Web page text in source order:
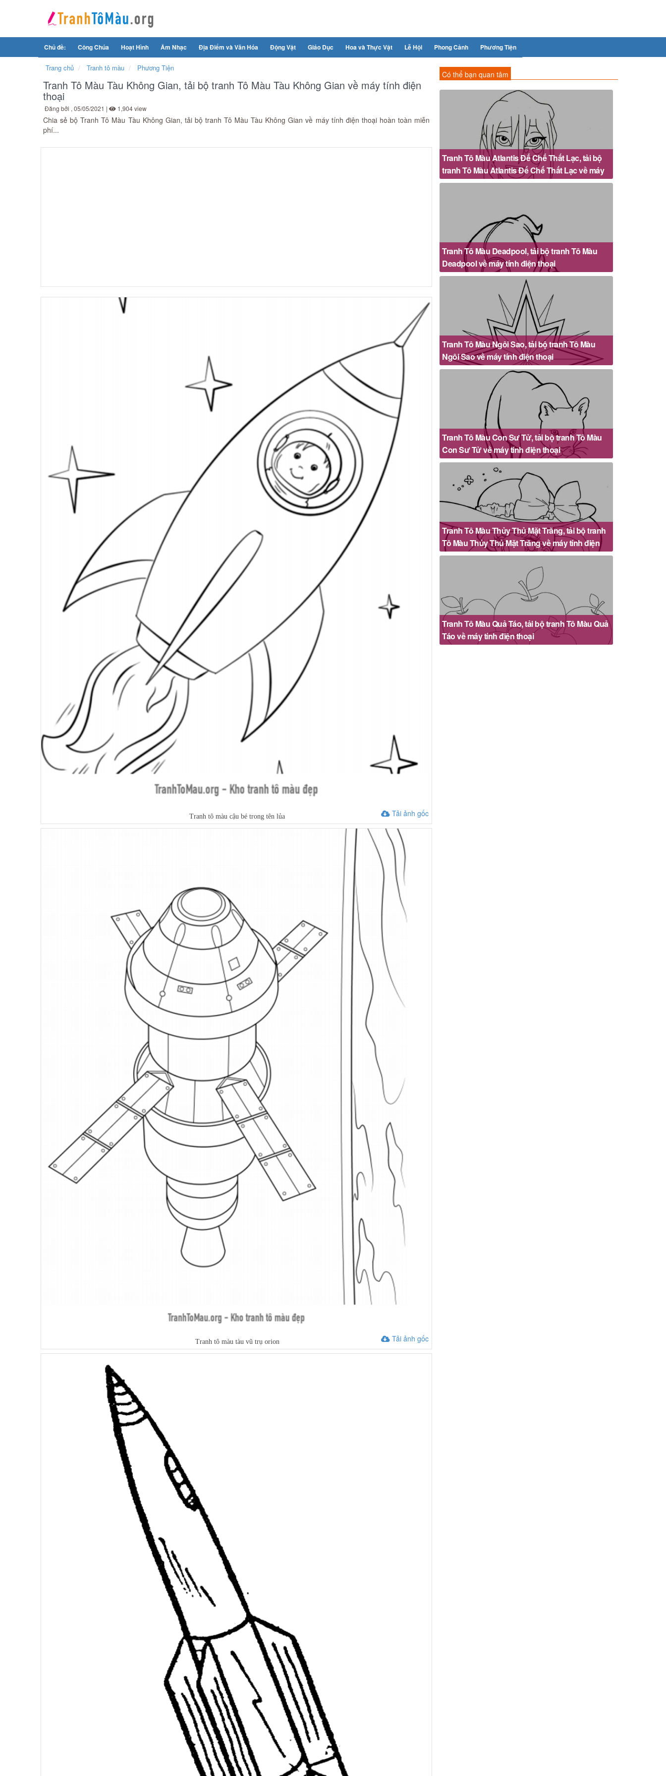
Chủ đề: Công Chúa Hoạt Hình Âm Nhạc Địa Điểm và Văn Hóa Động Vật Giáo Dục Hoa và Thực Vật Lễ Hội Phong Cảnh Phương Tiện
Trang chủ Tranh tô màu Phương Tiện
Tranh Tô Màu Tàu Không Gian, tải bộ tranh Tô Màu Tàu Không Gian về máy tính điện
thoại
Đăng bởi , 05/05/2021 | 1,904 view
Chia sẻ bộ Tranh Tô Màu Tàu Không Gian, tải bộ tranh Tô Màu Tàu Không Gian về máy tính điện thoại hoàn toàn miễn
phí...
Tải ảnh gốc
Tranh tô màu cậu bé trong tên lủa
Tải ảnh gốc
Tranh tô màu tàu vũ trụ orion
Có thể bạn quan tâm
Tranh Tô Màu Atlantis Đế Chế Thất Lạc, tải bộ
tranh Tô Màu Atlantis Đế Chế Thất Lạc về máy
tính điện thoại
Tranh Tô Màu Deadpool, tải bộ tranh Tô Màu
Deadpool về máy tính điện thoại
Tranh Tô Màu Ngôi Sao, tải bộ tranh Tô Màu
Ngôi Sao về máy tính điện thoại
Tranh Tô Màu Con Sư Tử, tải bộ tranh Tô Màu
Con Sư Tử về máy tính điện thoại
Tranh Tô Màu Thủy Thủ Mặt Trăng, tải bộ tranh
Tô Màu Thủy Thủ Mặt Trăng về máy tính điện
thoại
Tranh Tô Màu Quả Táo, tải bộ tranh Tô Màu Quả
Táo về máy tính điện thoại